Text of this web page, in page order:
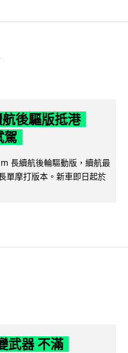
後驅版抵港
駕
長續航後輪驅動版，續航最
單摩打版本。新車即日起於
武器 不滿